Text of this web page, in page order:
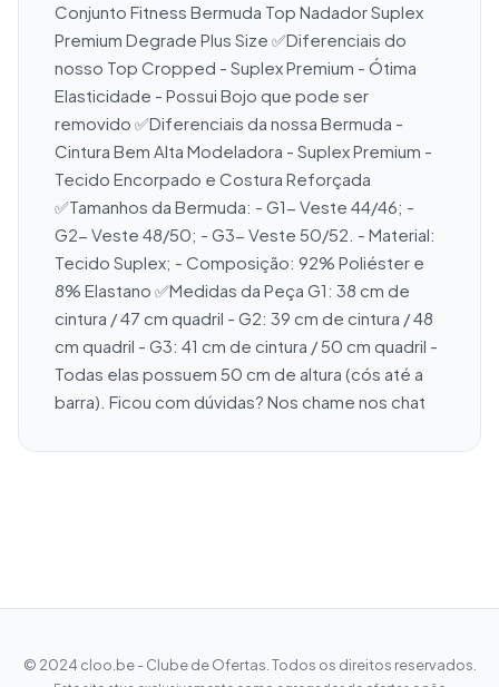
Conjunto Fitness Bermuda Top Nadador Suplex
Premium Degrade Plus Size ✅Diferenciais do
nosso Top Cropped - Suplex Premium - Ótima
Elasticidade - Possui Bojo que pode ser
removido ✅Diferenciais da nossa Bermuda -
Cintura Bem Alta Modeladora - Suplex Premium -
Tecido Encorpado e Costura Reforçada
✅Tamanhos da Bermuda: - G1- Veste 44/46; -
G2- Veste 48/50; - G3- Veste 50/52. - Material:
Tecido Suplex; - Composição: 92% Poliéster e
8% Elastano ✅Medidas da Peça G1: 38 cm de
cintura / 47 cm quadril - G2: 39 cm de cintura / 48
cm quadril - G3: 41 cm de cintura / 50 cm quadril -
Todas elas possuem 50 cm de altura (cós até a
barra). Ficou com dúvidas? Nos chame nos chat
© 2024 cloo.be - Clube de Ofertas. Todos os direitos reservados.